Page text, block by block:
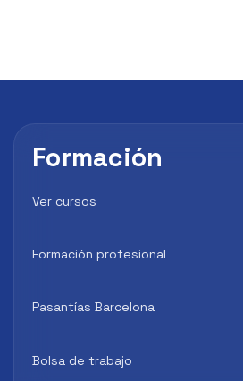
Formación
Ver cursos
Formación profesional
Pasantías Barcelona
Bolsa de trabajo